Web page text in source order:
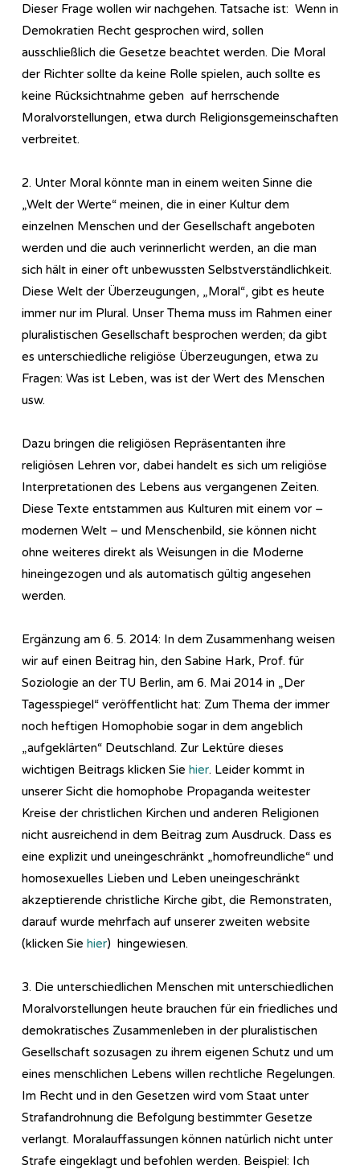
Dieser Frage wollen wir nachgehen. Tatsache ist: Wenn in
Demokratien Recht gesprochen wird, sollen
ausschließlich die Gesetze beachtet werden. Die Moral
der Richter sollte da keine Rolle spielen, auch sollte es
keine Rücksichtnahme geben auf herrschende
Moralvorstellungen, etwa durch Religionsgemeinschaften
verbreitet.
2. Unter Moral könnte man in einem weiten Sinne die
„Welt der Werte“ meinen, die in einer Kultur dem
einzelnen Menschen und der Gesellschaft angeboten
werden und die auch verinnerlicht werden, an die man
sich hält in einer oft unbewussten Selbstverständlichkeit.
Diese Welt der Überzeugungen, „Moral“, gibt es heute
immer nur im Plural. Unser Thema muss im Rahmen einer
pluralistischen Gesellschaft besprochen werden; da gibt
es unterschiedliche religiöse Überzeugungen, etwa zu
Fragen: Was ist Leben, was ist der Wert des Menschen
usw.
Dazu bringen die religiösen Repräsentanten ihre
religiösen Lehren vor, dabei handelt es sich um religiöse
Interpretationen des Lebens aus vergangenen Zeiten.
Diese Texte entstammen aus Kulturen mit einem vor –
modernen Welt – und Menschenbild, sie können nicht
ohne weiteres direkt als Weisungen in die Moderne
hineingezogen und als automatisch gültig angesehen
werden.
Ergänzung am 6. 5. 2014: In dem Zusammenhang weisen
wir auf einen Beitrag hin, den Sabine Hark, Prof. für
Soziologie an der TU Berlin, am 6. Mai 2014 in „Der
Tagesspiegel“ veröffentlicht hat: Zum Thema der immer
noch heftigen Homophobie sogar in dem angeblich
„aufgeklärten“ Deutschland. Zur Lektüre dieses
wichtigen Beitrags klicken Sie hier. Leider kommt in
unserer Sicht die homophobe Propaganda weitester
Kreise der christlichen Kirchen und anderen Religionen
nicht ausreichend in dem Beitrag zum Ausdruck. Dass es
eine explizit und uneingeschränkt „homofreundliche“ und
homosexuelles Lieben und Leben uneingeschränkt
akzeptierende christliche Kirche gibt, die Remonstraten,
darauf wurde mehrfach auf unserer zweiten website
(klicken Sie hier) hingewiesen.
3. Die unterschiedlichen Menschen mit unterschiedlichen
Moralvorstellungen heute brauchen für ein friedliches und
demokratisches Zusammenleben in der pluralistischen
Gesellschaft sozusagen zu ihrem eigenen Schutz und um
eines menschlichen Lebens willen rechtliche Regelungen.
Im Recht und in den Gesetzen wird vom Staat unter
Strafandrohnung die Befolgung bestimmter Gesetze
verlangt. Moralauffassungen können natürlich nicht unter
Strafe eingeklagt und befohlen werden. Beispiel: Ich